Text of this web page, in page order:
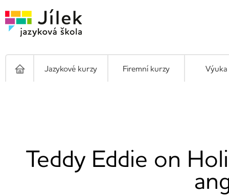
Jazykové kurzy Firemní kurzy
Teddy Eddie on